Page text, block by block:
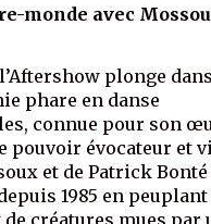
monde avec
plonge
phare en danse
connue pour son
pouvoir évocateur et
et de Patrick
1985 en